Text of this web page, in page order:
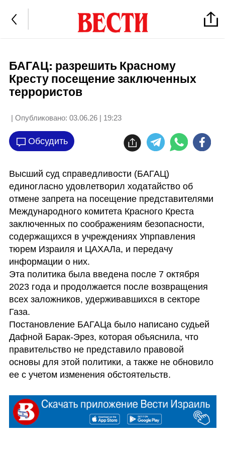
БАГАЦ: разрешить Красному
Кресту посещение заключенных
террористов
| Опубликовано: 03.06.26 | 19:23
Обсудить
Высший суд справедливости (БАГАЦ)
единогласно удовлетворил ходатайство об
отмене запрета на посещение представителями
Международного комитета Красного Креста
заключенных по соображениям безопасности,
содержащихся в учреждениях Упрпавления
тюрем Израиля и ЦАХАЛа, и передачу
информации о них.
Эта политика была введена после 7 октября
2023 года и продолжается после возвращения
всех заложников, удерживавшихся в секторе
Газа.
Постановление БАГАЦа было написано судьей
Дафной Барак-Эрез, которая объяснила, что
правительство не представило правовой
основы для этой политики, а также не обновило
ее с учетом изменения обстоятельств.